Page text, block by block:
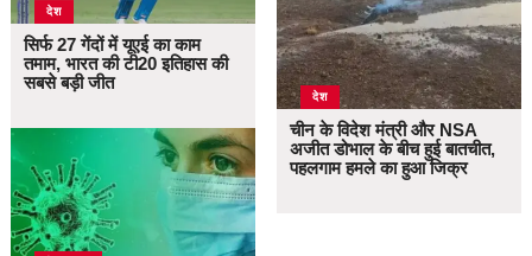
देश
सिर्फ 27 गेंदों में यूएई का काम
तमाम, भारत की टी20 इतिहास की
सबसे बड़ी जीत
देश
चीन के विदेश मंत्री और NSA
अजीत डोभाल के बीच हुई बातचीत,
पहलगाम हमले का हुआ जिक्र